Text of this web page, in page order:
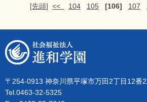
[先頭] << 104 105 [106] 107
〒254-0913 神奈川県平塚市万田2丁目12番
Tel.0463-32-5325